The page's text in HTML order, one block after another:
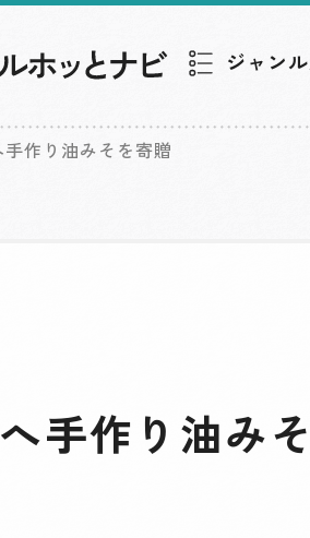
ジャン
作り油みそを寄贈
手作り油み